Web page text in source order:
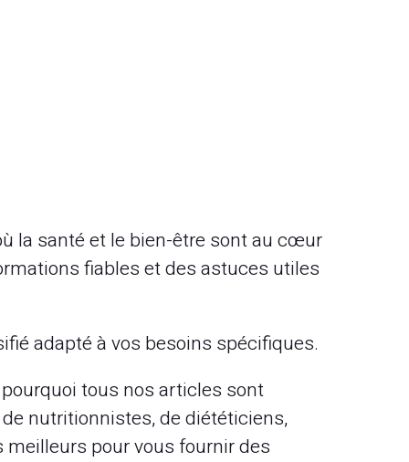
la santé et le bien-être sont au cœur
fiables et des astuces utiles
adapté à vos besoins spécifiques.
tous nos articles sont
nutritionnistes, de diététiciens,
pour vous fournir des